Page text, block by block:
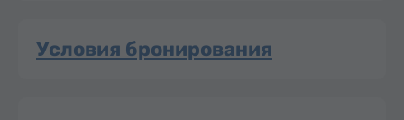
Условия бронирования